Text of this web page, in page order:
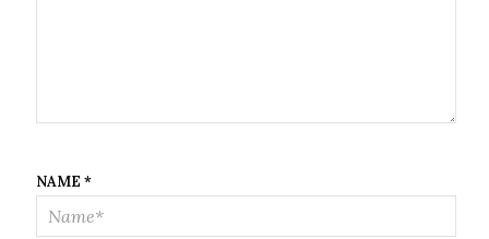
NAME *